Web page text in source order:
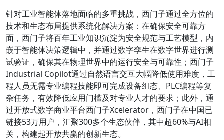
针对工业智能体落地面临的多重挑战，西门子通过全方位的
技术和生态布局提供系统化解决方案：在确保安全可靠方
面，西门子将百年工业知识沉淀为安全规范与工艺模型，内
嵌于智能体决策逻辑中，并通过数字孪生在数字世界进行测
试验证，确保其在物理世界中的运行安全与可靠性；西门子
Industrial Copilot通过自然语言交互大幅降低使用难度，工
程人员无需专业编程技能即可完成设备组态、PLC编程等复
杂任务，有效降低应用门槛及对专业人才的要求；此外，通
过开放式数字商业平台西门子Xcelerator，西门子在中国已
链接53万用户，汇聚300多个生态伙伴，其中超60%与AI相
关，构建起开放共赢的创新生态。